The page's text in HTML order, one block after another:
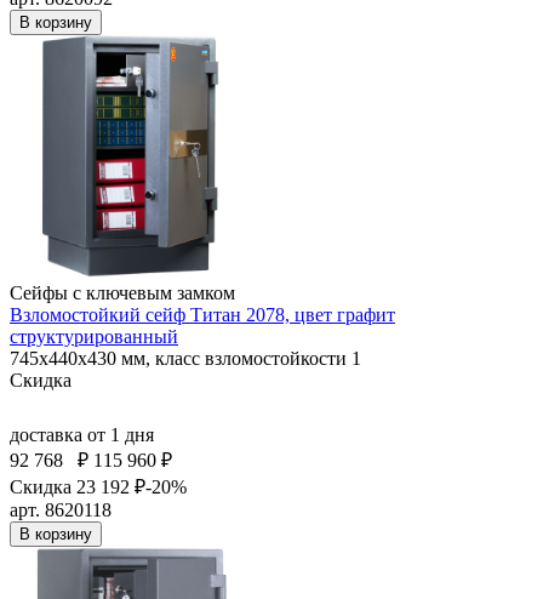
В корзину
Сейфы с ключевым замком
Взломостойкий сейф Титан 2078, цвет графит
структурированный
745x440x430 мм, класс взломостойкости 1
Скидка
доставка от 1 дня
92 768
₽ 115 960 ₽
Скидка 23 192 ₽-20%
арт. 8620118
В корзину